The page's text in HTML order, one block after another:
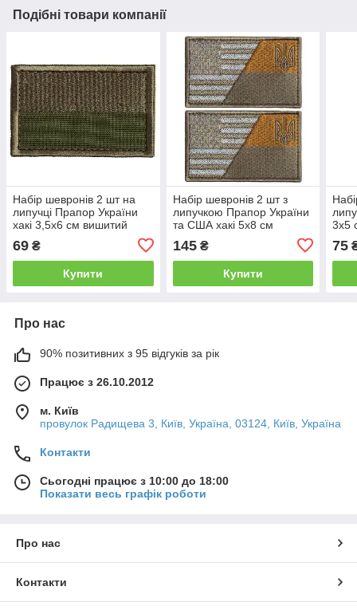
Подібні товари компанії
Набір шевронів 2 шт на
липучці Прапор України
хакі 3,5х6 см вишитий
69 ₴
Купити
Набір шевронів 2 шт з
липучкою Прапор України
та США хакі 5х8 см
Україна та Америка
145₴
Купити
3х5
75
Про нас
90% позитивних з 95 відгуків за рік
Працює з 26.10.2012
м. Київ
провулок Радищева 3, Київ, Україна, 03124, Київ, Україна
Контакти
Сьогодні працює з 10:00 до 18:00
Показати весь графік роботи
Про нас
Контакти